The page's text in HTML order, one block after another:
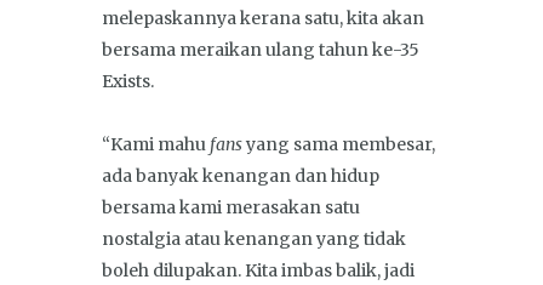
melepaskannya kerana satu, kita akan
bersama meraikan ulang tahun ke-35
Exists.
“Kami mahu fansyang sama membesar,
ada banyak kenangan dan hidup
bersama kami merasakan satu
nostalgia atau kenangan yang tidak
boleh dilupakan. Kita imbas balik, jadi